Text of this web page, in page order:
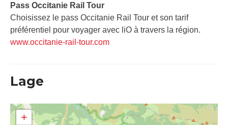
Pass Occitanie Rail Tour​
Choisissez le pass Occitanie Rail Tour et son tarif
préférentiel pour voyager avec liO à travers la région.
www.occitanie-rail-tour.com
Lage
+